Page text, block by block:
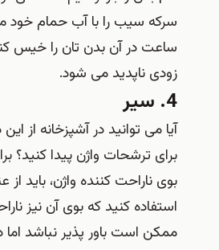
سرکه سیب را با آب حمام خود
ساعت در آن بدن تان را خیس
زودی ناپدید می شود.
4. سیر
آیا می توانید در آشپزخانه از
برای ترشحات واژن پیدا کنید؟
بوی ناراحت کننده واژن، باید
استفاده کنید که بوی آن نیز
ممکن است باور پذیر نباشد